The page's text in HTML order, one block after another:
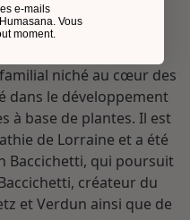
niché au cœur des
dans le développement
à base de plantes. Il est
de Lorraine et a été
Baccichetti, qui poursuit
créateur du
et Verdun ainsi que de
e-mails
Vous
moment.